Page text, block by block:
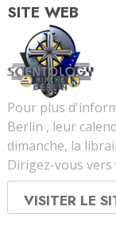
SITE WEB
Pour plus
Berlin , leur
dimanche, la
Dirigez-vous vers
VISITER LE